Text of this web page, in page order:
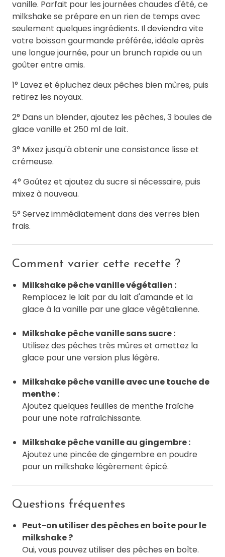
vanille. Parfait pour les journées chaudes d'été, ce
milkshake se prépare en un rien de temps avec
seulement quelques ingrédients. Il deviendra vite
votre boisson gourmande préférée, idéale après
une longue journée, pour un brunch rapide ou un
goûter entre amis.
1° Lavez et épluchez deux pêches bien mûres, puis
retirez les noyaux.
2° Dans un blender, ajoutez les pêches, 3 boules de
glace vanille et 250 ml de lait.
3° Mixez jusqu'à obtenir une consistance lisse et
crémeuse.
4° Goûtez et ajoutez du sucre si nécessaire, puis
mixez à nouveau.
5° Servez immédiatement dans des verres bien
frais.
Comment varier cette recette ?
Milkshake pêche vanille végétalien :
Remplacez le lait par du lait d'amande et la
glace à la vanille par une glace végétalienne.
Milkshake pêche vanille sans sucre :
Utilisez des pêches très mûres et omettez la
glace pour une version plus légère.
Milkshake pêche vanille avec une touche de
menthe :
Ajoutez quelques feuilles de menthe fraîche
pour une note rafraîchissante.
Milkshake pêche vanille au gingembre :
Ajoutez une pincée de gingembre en poudre
pour un milkshake légèrement épicé.
Questions fréquentes
Peut-on utiliser des pêches en boîte pour le
milkshake ?
Oui, vous pouvez utiliser des pêches en boîte.